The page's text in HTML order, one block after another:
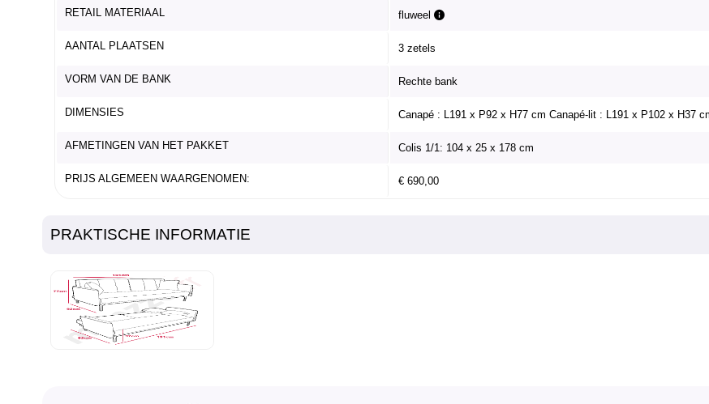
RETAIL MATERIAAL fluweel
AANTAL PLAATSEN 3 zetels
VORM VAN DE BANK Rechte bank
DIMENSIES Canapé : L191 x P92 x H77 cm Canapé-lit : L191 x P102 x H37
AFMETINGEN VAN HET PAKKET Colis 1/1: 104 x 25 x 178 cm
PRIJS ALGEMEEN WAARGENOMEN: € 690,00
PRAKTISCHE INFORMATIE